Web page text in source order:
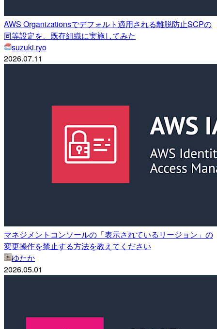
AWS Organizationsでデフォルト適用される離脱防止SCPの
同等設定を、既存組織に実施してみた
suzuki.ryo
2026.07.11
マネジメントコンソールの「表示されているリージョン」の
変更操作を禁止する方法を教えてください
ゆたか
2026.05.01